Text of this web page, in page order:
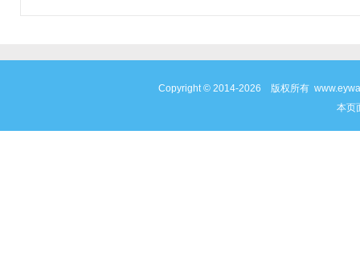
Copyright © 2014-2026 版权所有
本页